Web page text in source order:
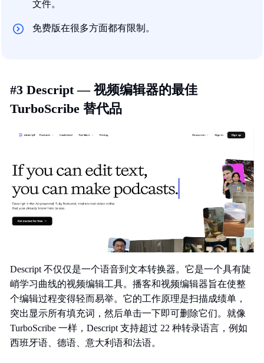
文件。
免费版在很多方面都有限制。
#3 Descript — 视频编辑器的最佳
TurboScribe 替代品
Descript 不仅仅是一个语音到文本转换器。它是一个具有陡
峭学习曲线的视频编辑工具。播客和视频编辑器旨在使整
个编辑过程变得轻而易举。它的工作原理是扫描成绩单，
突出显示所有填充词，然后单击一下即可删除它们。就像
TurboScribe 一样，Descript 支持超过 22 种转录语言，例如
西班牙语、德语、意大利语和法语。